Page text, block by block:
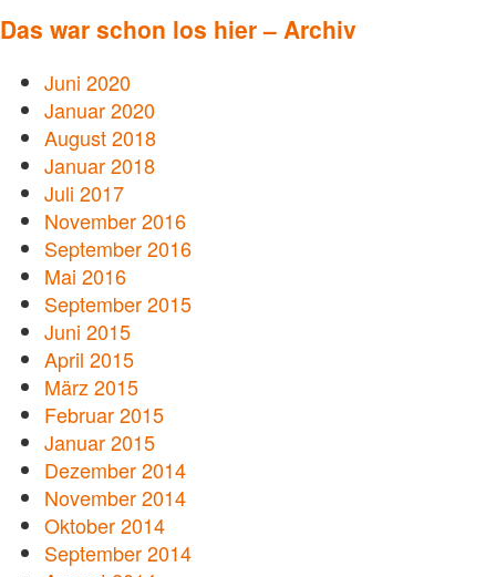
Das war schon los hier – Archiv
Juni 2020
Januar 2020
August 2018
Januar 2018
Juli 2017
November 2016
September 2016
Mai 2016
September 2015
Juni 2015
April 2015
März 2015
Februar 2015
Januar 2015
Dezember 2014
November 2014
Oktober 2014
September 2014